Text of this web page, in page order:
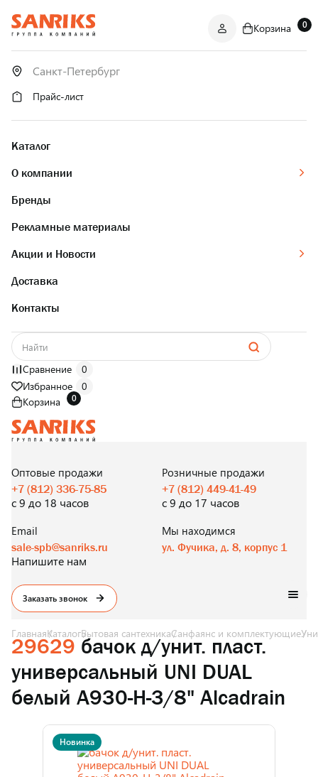
ОПТОМ
И В РОЗНИЦУ
Корзина 0
Прайс-лист
Каталог
О компании
Бренды
Рекламные материалы
Акции и Новости
Доставка
Контакты
Сравнение
0
Избранное
0
Корзина
0
И В РОЗНИЦУ
Оптовые продажи
+7 (812) 336-75-85
с 9 до 18 часов
Розничные продажи
+7 (812) 449-41-49
с 9 до 17 часов
Email
sale-spb@sanriks.ru
Напишите нам
Мы находимся
ул. Фучика, д. 8, корпус 1
Заказать звонок
ГлавнаяКаталогБытовая сантехникаСанфаянс и комплектующие
29629 бачок д/унит. пласт.
универсальный UNI DUAL
белый A930-H-3/8" Alcadrain
Новинка